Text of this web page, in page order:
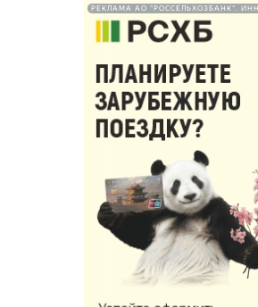
РЕКЛАМА АО "РОССЕЛЬХОЗБАНК". ИНН